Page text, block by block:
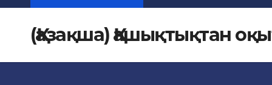
(Қазақша) Қашықтықтан